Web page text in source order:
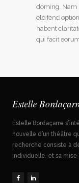
doming. Nam
eleifend
habent
qui facit
Estelle
Estelle Bordaçarre
nouvelle d’un théâtre
recherche consiste à
individuelle, et sa mise